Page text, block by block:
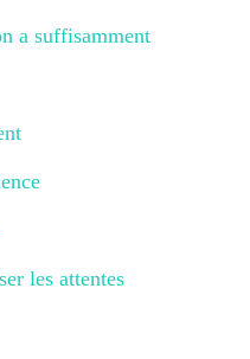
a suffisamment
les attentes